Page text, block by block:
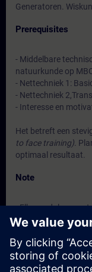
Generatoren.
Prerequisites
- Middelbare
natuurkunde op
- Nettechniek 1:
- Nettechniek
- Interesse en
Het betreft een
to face training) .
optimaal resultaat.
Note
- Elke module
Je hebt ruim de tijd
verloopt de licentie.
Je kunt de licentie